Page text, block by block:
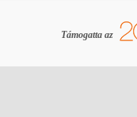
Támogatta az